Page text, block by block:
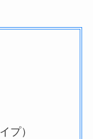
プ）